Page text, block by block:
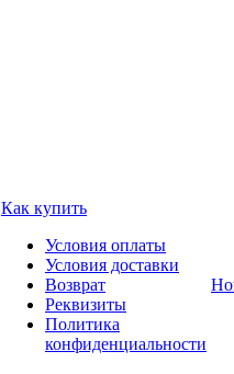
Как купить
Условия оплаты
Условия доставки
Возврат
Реквизиты
Политика
конфиденциальности